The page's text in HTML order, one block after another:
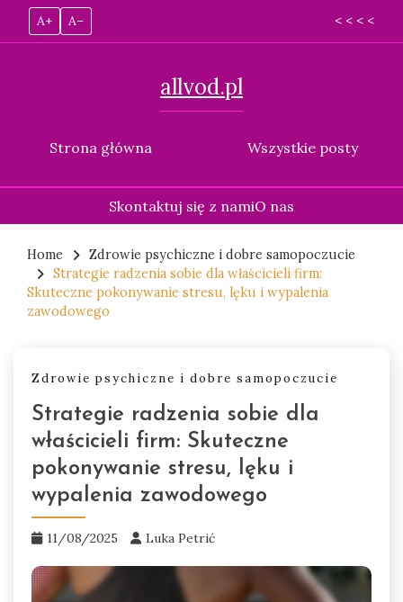
A+ A– < < < <
Strona główna
allvod.pl
Wszystkie posty
Skontaktuj się z namiO nas
content
Home
Zdrowie psychiczne i dobre samopoczucie
Strategie radzenia sobie dla właścicieli firm:
Skuteczne pokonywanie stresu, lęku i wypalenia
zawodowego
Zdrowie psychiczne i dobre samopoczucie
Strategie radzenia sobie dla
właścicieli firm: Skuteczne
pokonywanie stresu, lęku i
wypalenia zawodowego
11/08/2025 Luka Petrić